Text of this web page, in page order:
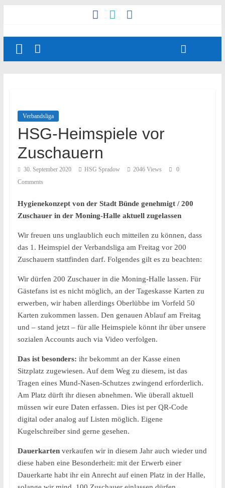
Verbandsliga
HSG-Heimspiele vor
Zuschauern
30. September 2020 HSG Spradow 2046 Views
0
Comments
Hygienekonzept von der Stadt Bünde genehmigt / 200
Zuschauer in der Moning-Halle aktuell zugelassen
Wir freuen uns unglaublich euch mitteilen zu können, dass
das 1. Heimspiel der Verbandsliga am Freitag vor 200
Zuschauern stattfinden darf. Folgendes gilt es zu beachten:
Wir dürfen 200 Zuschauer in die Moning-Halle lassen. Für
Gästefans ist es nicht möglich, an der Tageskasse Karten zu
erwerben, wir haben allerdings Oberlübbe im Vorfeld 50
Karten zukommen lassen. Den genauen Ablauf am Freitag
und – stand jetzt – für alle Heimspiele könnt ihr über unsere
sozialen Accounts auch via Video verfolgen.
Das ist besonders: ihr bekommt an der Kasse einen
Sitzplatz zugewiesen. Auf dem Weg zu diesem, ist das
Tragen eines Mund-Nasen-Schutzes zwingend erforderlich.
Am Platz dürft ihr diesen abnehmen. Wie überall aktuell
müssen wir eure Daten erfassen. Dies ist per QR-Code
digital oder analog auf Listen möglich. Eigene
Kugelschreiber sind gerne gesehen.
Dauerkartenverkaufen wir in diesem Jahr auch wieder und
diese haben eine Besonderheit: mit der Erwerb einer
Dauerkarte habt ihr ein Anrecht auf einen Platz in der Halle,